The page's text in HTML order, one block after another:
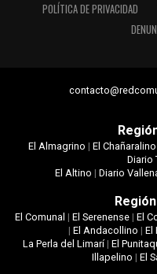
POLÍTICA DE PRIVACIDAD
El Almagrino | El Chañaralino
Diario
El Altino | Diario
El Comunal | El Serenense| El
| El Andacollino | El
La Perla del Limarí|El
Illapelino | El